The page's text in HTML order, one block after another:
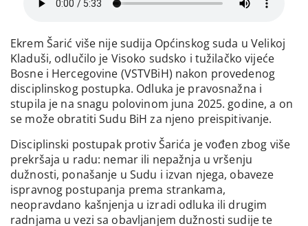
Ekrem Šarić više nije sudija Općinskog suda u Velikoj
Kladuši, odlučilo je Visoko sudsko i tužilačko vijeće
Bosne i Hercegovine (VSTVBiH) nakon provedenog
disciplinskog postupka. Odluka je pravosnažna i
stupila je na snagu polovinom juna 2025. godine, a on
se može obratiti Sudu BiH za njeno preispitivanje.
Disciplinski postupak protiv Šarića je vođen zbog više
prekršaja u radu: nemar ili nepažnja u vršenju
dužnosti, ponašanje u Sudu i izvan njega, obaveze
ispravnog postupanja prema strankama,
neopravdano kašnjenja u izradi odluka ili drugim
radnjama u vezi sa obavljanjem dužnosti sudije te